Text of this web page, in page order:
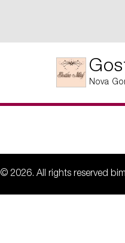
Nova
© 2026. All rights reserved